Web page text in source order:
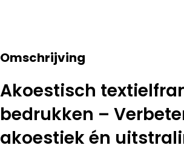
Omschrijving
Akoestisch
bedrukken –
akoestiek én